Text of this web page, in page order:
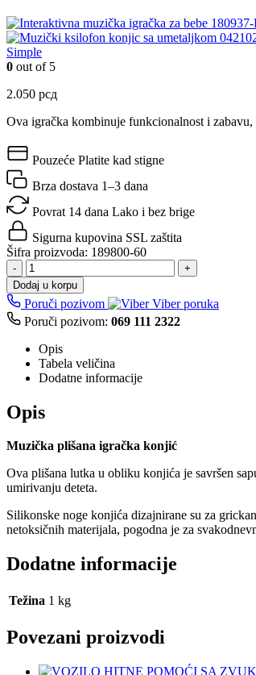
Simple
0 out of 5
2.050 рсд
Ova igračka kombinuje funkcionalnost i
Pouzeće Platite kad stigne
Brza dostava 1–3 dana
Povrat 14 dana Lako i bez brige
Sigurna kupovina SSL zaštita
Šifra proizvoda: 189800-60
-
+
Dodaj u korpu
Poruči pozivom
Viber poruka
Poruči pozivom: 069 111 2322
Opis
Tabela veličina
Dodatne informacije
Opis
Muzička plišana igračka konjić
Ova plišana lutka u obliku konjića je savršen
umirivanju deteta.
Silikonske noge konjića dizajnirane su za
netoksičnih materijala, pogodna je za
Dodatne informacije
Težina 1 kg
Povezani proizvodi